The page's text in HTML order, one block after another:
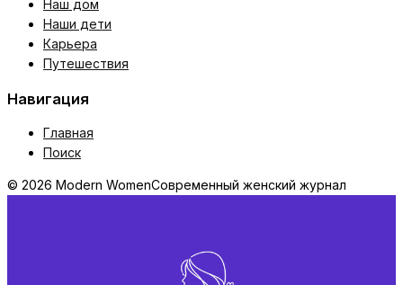
Наш дом
Наши дети
Карьера
Путешествия
Навигация
Главная
Поиск
© 2026 Modern WomenСовременный женский журнал